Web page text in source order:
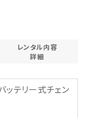
レンタル内容
詳細
ッテリー式チェン